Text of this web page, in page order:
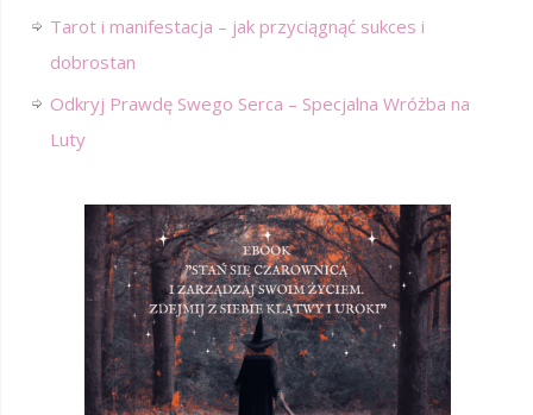
Tarot i manifestacja – jak przyciągnąć sukces i
dobrostan
Odkryj Prawdę Swego Serca – Specjalna Wróżba na
Luty